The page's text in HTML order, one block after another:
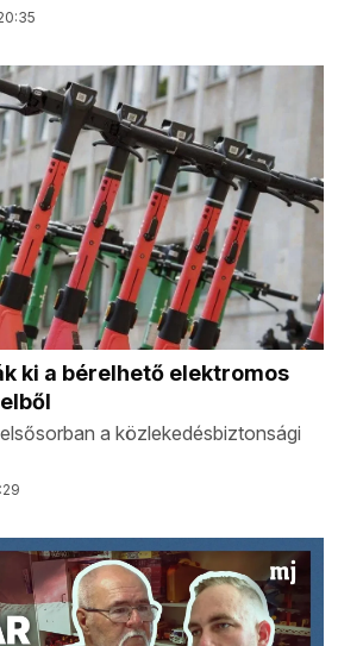
ki a bérelhető elektromos
a közlekedésbiztonsági